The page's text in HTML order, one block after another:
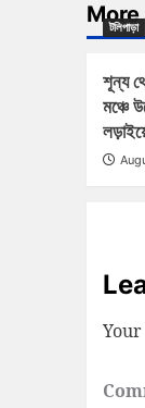
টলিপাড়া
শূন্য
মঞ্চে